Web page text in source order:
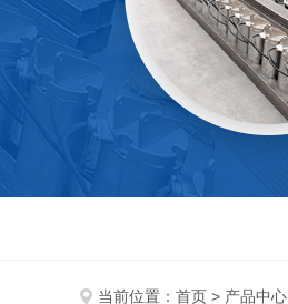
当前位置： 首页 > 产品中心